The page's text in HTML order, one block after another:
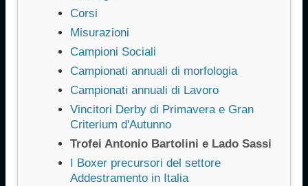
Corsi
Misurazioni
Campioni Sociali
Campionati annuali di morfologia
Campionati annuali di Lavoro
Vincitori Derby di Primavera e Gran
Criterium d'Autunno
Trofei Antonio Bartolini e Lado Sassi
I Boxer precursori del settore
Addestramento in Italia